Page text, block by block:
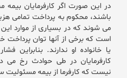
در این صورت اگر کارفرمایان
باشند، محکوم به پرداخت تمامی
می شوند که در بسیاری از موارد
است که برخی از آنها توان
یا خانواده او ندارند. بنابراین
کارفرمایان در طی حوادث رخ
نیست که کارفرما از بیمه مسئولیت